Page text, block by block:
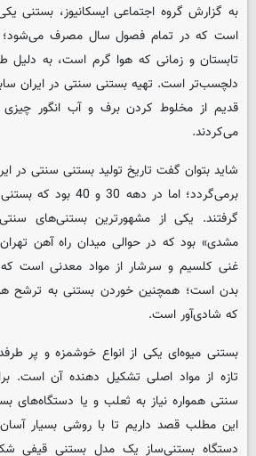
به گزارش گروه اجتماعی ایسکانیوز، بستنی
است که در تمام فصول سال مصرف
تابستان و زمانی که هوا گرم است، به دلیل
دلچسب‌تر است. تهیه بستنی سنتی در ایران
قدیم از مخلوط کردن برف و آب انگور چیزی
می‌کردند.
برمی‌گردد؛ اما در دهه
گرفتند. یکی از مشهورترین بستنی‌های
مشدی» بود که در حوالی میدان راه آهن
غنی کلسیم و سرشار از مواد معدنی است که
بدن است؛ همچنین خوردن بستنی به ترشح
که شادی‌آور است.
بستنی میوه‌ای یکی از انواع خوشمزه و پر
تازه از مواد اصلی تشکیل دهنده آن است.
سنتی همواره نیاز به ثعلب و یا دستگاه‌های
این مطلب قصد داریم تا با روشی بسیار
دستگاه بستنی‌ساز یک مدل بستنی قیفی